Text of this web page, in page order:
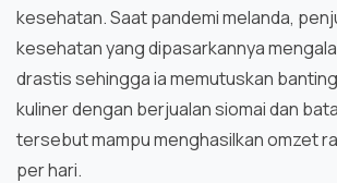
kesehatan. Saat pandemi melanda,
kesehatan yang dipasarkannya
drastis sehingga ia memutuskan
kuliner dengan berjualan siomai dan
tersebut mampu menghasilkan omzet
per hari.